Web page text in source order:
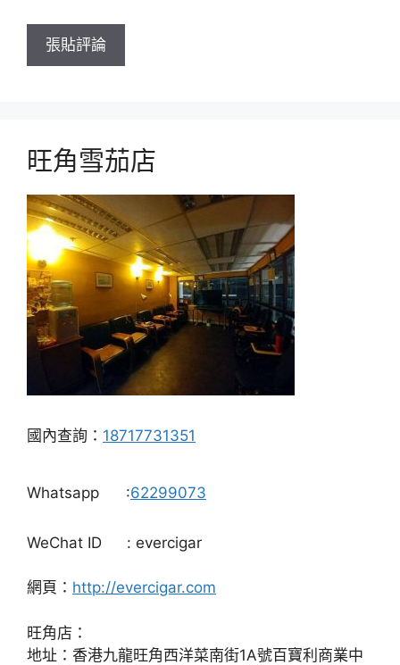
旺角雪茄店
國內查詢： 18717731351
Whatsapp :62299073
WeChat ID : evercigar
網頁： http://evercigar.com
旺角店：
地址：香港九龍旺角西洋菜南街1A號百寶利商業中